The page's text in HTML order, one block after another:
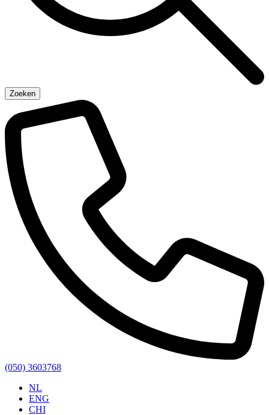
Zoeken
(050) 3603768
NL
ENG
CHI